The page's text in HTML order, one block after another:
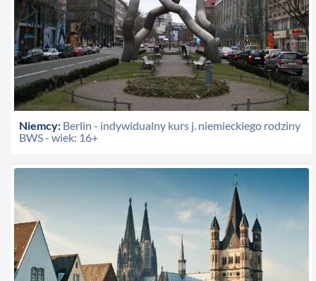
Niemcy: Berlin - indywidualny kurs j. niemieckiego rodziny
BWS - wiek: 16+